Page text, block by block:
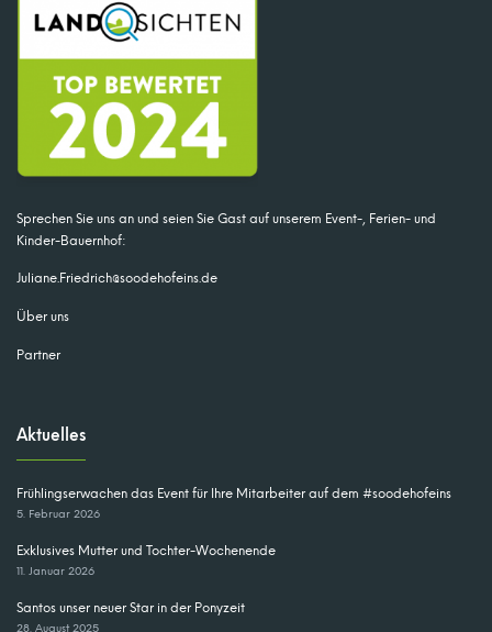
Sprechen Sie uns an und seien Sie Gast auf unserem Event-, Ferien- und
Kinder-Bauernhof:
Juliane.Friedrich@soodehofeins.de
Über uns
Partner
Aktuelles
Frühlingserwachen das Event für Ihre Mitarbeiter auf dem #soodehofeins
5. Februar 2026
Exklusives Mutter und Tochter-Wochenende
11. Januar 2026
Santos unser neuer Star in der Ponyzeit
28. August 2025